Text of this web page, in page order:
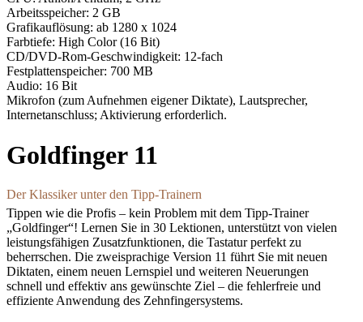
Arbeitsspeicher: 2 GB
Grafikauflösung: ab 1280 x 1024
Farbtiefe: High Color (16 Bit)
CD/DVD-Rom-Geschwindigkeit: 12-fach
Festplattenspeicher: 700 MB
Audio: 16 Bit
Mikrofon (zum Aufnehmen eigener Diktate), Lautsprecher,
Internetanschluss; Aktivierung erforderlich.
Goldfinger 11
Der Klassiker unter den Tipp-Trainern
Tippen wie die Profis – kein Problem mit dem Tipp-Trainer
„Goldfinger“! Lernen Sie in 30 Lektionen, unterstützt von vielen
leistungsfähigen Zusatzfunktionen, die Tastatur perfekt zu
beherrschen. Die zweisprachige Version 11 führt Sie mit neuen
Diktaten, einem neuen Lernspiel und weiteren Neuerungen
schnell und effektiv ans gewünschte Ziel – die fehlerfreie und
effiziente Anwendung des Zehnfingersystems.